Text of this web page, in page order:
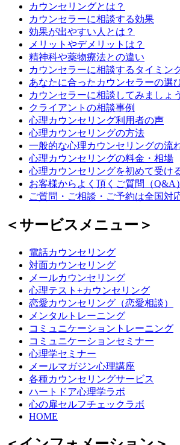
カウンセリングとは？
カウンセラーに相談する効果
効果が出やすい人とは？
メリットやデメリットは？
精神科や薬物療法との違い
カウンセラーに相談するタイミン
あなたに合ったカウンセラーの選
カウンセラーに相談してみましょう
クライアントの相談事例
心理カウンセリング利用者の声
心理カウンセリングの方法
一般的な心理カウンセリングの流
心理カウンセリングの料金・相場
心理カウンセリングを初めて受け
お客様からよく頂くご質問（Q&A）
ご質問・ご相談・ご予約は全国対
＜サービスメニュー＞
電話カウンセリング
対面カウンセリング
メールカウンセリング
心理テスト+カウンセリング
恋愛カウンセリング（恋愛相談）
メンタルトレーニング
コミュニケーショントレーニング
コミュニケーションセミナー
心理学セミナー
メールマガジン心理講座
各種カウンセリングサービス
ハートドア心理学ラボ
心の扉セルフチェックラボ
HOME